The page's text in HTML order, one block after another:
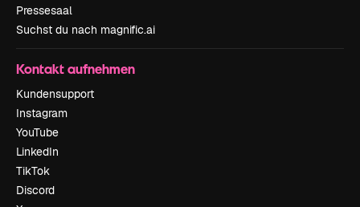
Pressesaal
Suchst du nach magnific.ai
Kontakt aufnehmen
Kundensupport
Instagram
YouTube
LinkedIn
TikTok
Discord